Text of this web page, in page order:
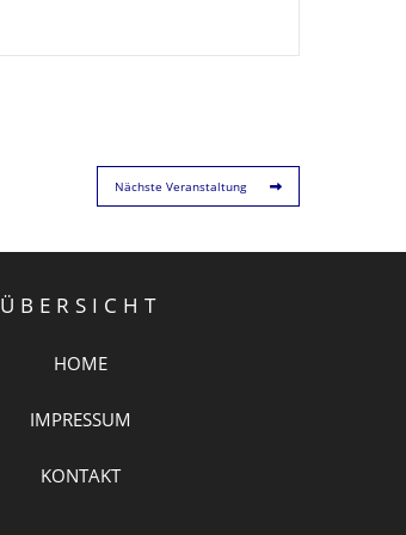
Nächste Veranstaltung
ÜBERSICHT
HOME
IMPRESSUM
KONTAKT